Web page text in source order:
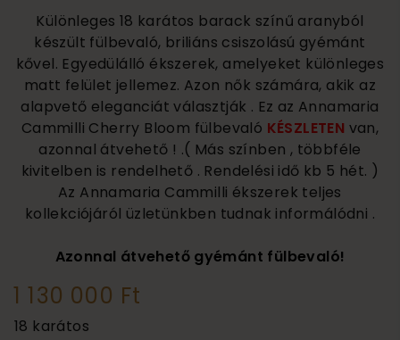
Különleges 18 karátos barack színű aranyból
készült fülbevaló, briliáns csiszolású gyémánt
kővel. Egyedülálló ékszerek, amelyeket különleges
matt felület jellemez. Azon nők számára, akik az
alapvető eleganciát választják . Ez az Annamaria
Cammilli Cherry Bloom fülbevaló KÉSZLETEN van,
azonnal átvehető ! .( Más színben , többféle
kivitelben is rendelhető . Rendelési idő kb 5 hét. )
Az Annamaria Cammilli ékszerek teljes
kollekciójáról üzletünkben tudnak informálódni .
Azonnal átvehető gyémánt fülbevaló!
1 130 000 Ft
18 karátos